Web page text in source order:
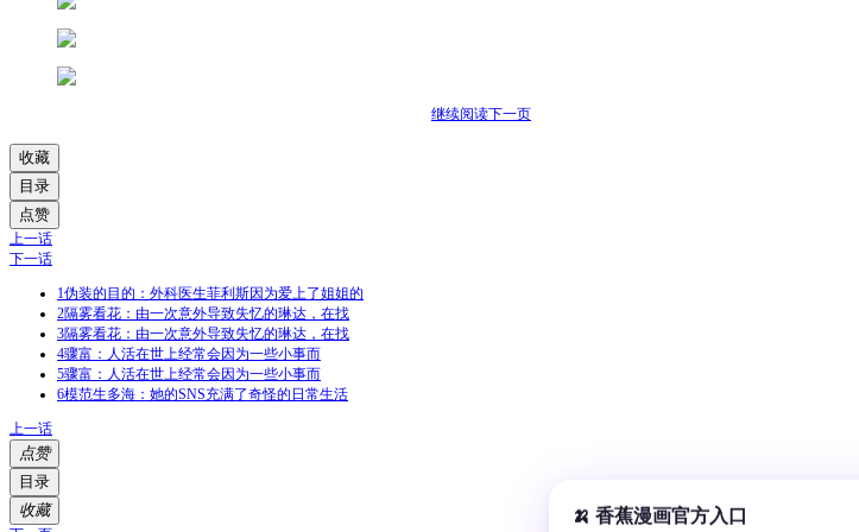
继续阅读下一页
收藏
目录
点赞
上一话
下一话
1伪装的目的：外科医生菲利斯因为爱上了姐姐的
2隔雾看花：由一次意外导致失忆的琳达，在找
3隔雾看花：由一次意外导致失忆的琳达，在找
4骤富：人活在世上经常会因为一些小事而
5骤富：人活在世上经常会因为一些小事而
6模范生多海：她的SNS充满了奇怪的日常生活
上一话
点赞
目录
收藏
🍌 香蕉漫画官方入口